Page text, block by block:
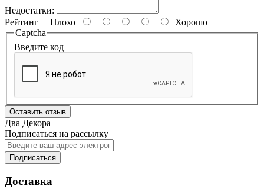
Недостатки:
Рейтинг Плохо
Хорошо
Captcha
Введите код
Оставить отзыв
Два Декора
Подписаться на рассылку
Подписаться
Доставка